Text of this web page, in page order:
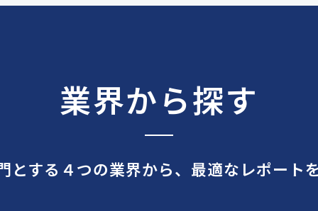
業界から探す
とする４つの業界から、 最適なレポート